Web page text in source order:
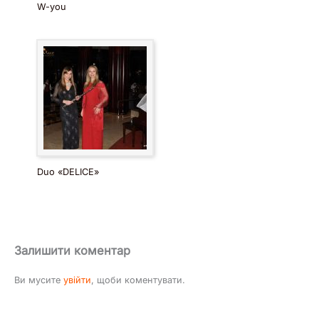
W-you
Duo «DELICE»
Залишити коментар
Ви мусите увійти, щоби коментувати.